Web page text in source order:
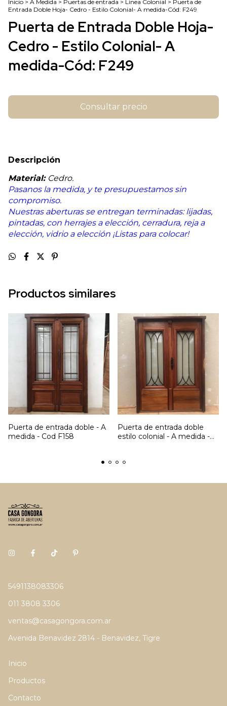
Inicio > A Medida > Puertas de entrada > Linea Colonial > Puerta de
Entrada Doble Hoja- Cedro - Estilo Colonial- A medida-Cód: F249
Puerta de Entrada Doble Hoja-
Cedro - Estilo Colonial- A
medida-Cód: F249
Descripción
Material: Cedro.
Pasanos la medida, y te presupuestamos sin
compromiso.
Nuestras aberturas se entregan terminadas: lijadas,
pintadas, con herrajes a elección, cerradura, reja a
elección, vidrio a elección ¡Listas para colocar!
Productos similares
Puerta de entrada doble - A
medida - Cod F158
Puerta de entrada doble
estilo colonial - A medida -
5491138083306
011 3808 3306
ventas@casagongora.com.ar
Avenida Benavidez 2814 - Benavidez, Tigre
Inicio
Productos
Contacto